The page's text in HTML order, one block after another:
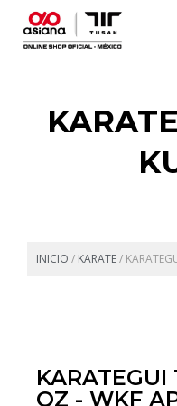
INICIO / KARATE/
OZ - WKF